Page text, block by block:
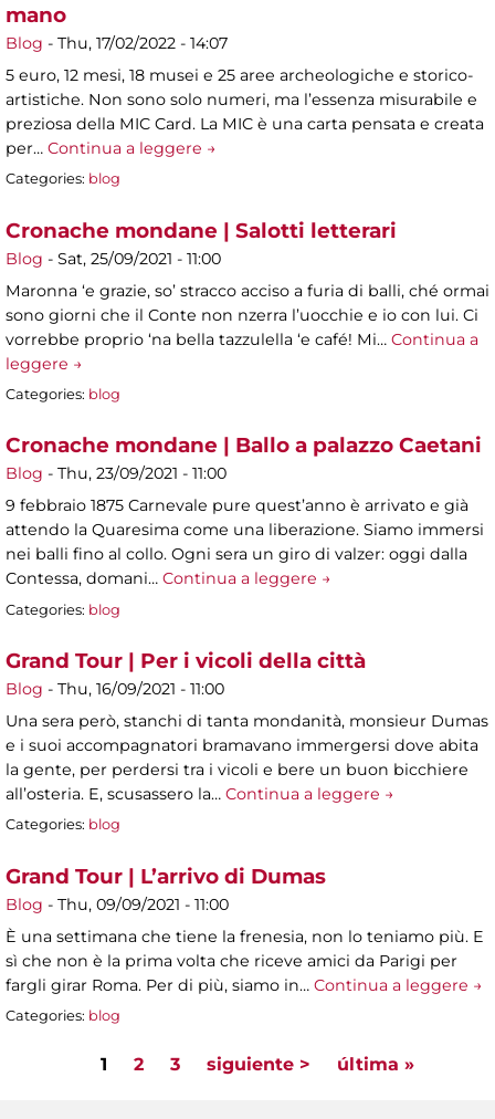
mano
Blog - Thu, 17/02/2022 - 14:07
5 euro, 12 mesi, 18 musei e 25 aree archeologiche e storico-
artistiche. Non sono solo numeri, ma l’essenza misurabile e
preziosa della MIC Card. La MIC è una carta pensata e creata
per… Continua a leggere →
Categories: blog
Cronache mondane | Salotti letterari
Blog - Sat, 25/09/2021 - 11:00
Maronna ‘e grazie, so’ stracco acciso a furia di balli, ché ormai
sono giorni che il Conte non nzerra l’uocchie e io con lui. Ci
vorrebbe proprio ‘na bella tazzulella ‘e café! Mi… Continua a
leggere →
Categories: blog
Cronache mondane | Ballo a palazzo Caetani
Blog - Thu, 23/09/2021 - 11:00
9 febbraio 1875 Carnevale pure quest’anno è arrivato e già
attendo la Quaresima come una liberazione. Siamo immersi
nei balli fino al collo. Ogni sera un giro di valzer: oggi dalla
Contessa, domani… Continua a leggere →
Categories: blog
Grand Tour | Per i vicoli della città
Blog - Thu, 16/09/2021 - 11:00
Una sera però, stanchi di tanta mondanità, monsieur Dumas
e i suoi accompagnatori bramavano immergersi dove abita
la gente, per perdersi tra i vicoli e bere un buon bicchiere
all’osteria. E, scusassero la… Continua a leggere →
Categories: blog
Grand Tour | L’arrivo di Dumas
Blog - Thu, 09/09/2021 - 11:00
È una settimana che tiene la frenesia, non lo teniamo più. E
sì che non è la prima volta che riceve amici da Parigi per
fargli girar Roma. Per di più, siamo in… Continua a leggere →
Categories: blog
1 2 3 siguiente > última »